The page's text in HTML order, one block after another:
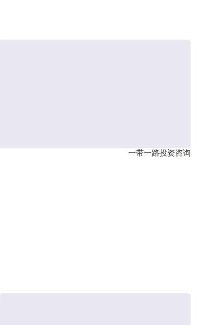
一带一路投资咨询